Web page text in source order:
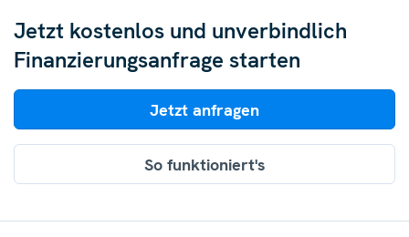
Jetzt kostenlos und unverbindlich
Finanzierungsanfrage starten
Jetzt anfragen
So funktioniert's